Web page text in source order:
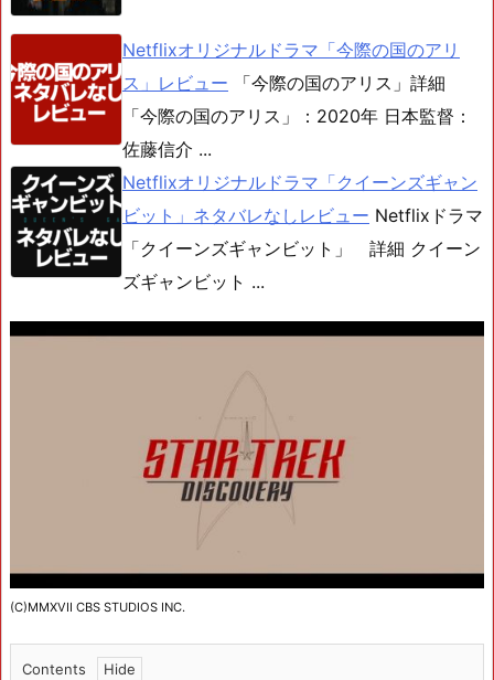
Netflixオリジナルドラマ「今際の国のアリ
ス」レビュー
「今際の国のアリス」詳細
「今際の国のアリス」：2020年 日本監督：
佐藤信介 ...
Netflixオリジナルドラマ「クイーンズギャン
ビット」ネタバレなしレビュー Netflixドラマ
「クイーンズギャンビット」 詳細 クイーン
ズギャンビット ...
(C)MMXVII CBS STUDIOS INC.
Contents